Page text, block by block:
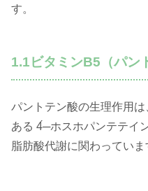
す。
1.1ビタミンB5（パン
パントテン酸の生理作用
ある 4́─ホスホパンテテイ
脂肪酸代謝に関わっていま